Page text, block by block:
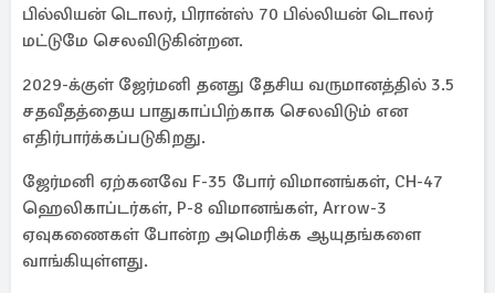
பில்லியன் டொலர், பிரான்ஸ் 70 பில்லியன் டொலர்
மட்டுமே செலவிடுகின்றன.
2029-க்குள் ஜேர்மனி தனது தேசிய வருமானத்தில் 3.5
சதவீதத்தைய பாதுகாப்பிற்காக செலவிடும் என
எதிர்பார்க்கப்படுகிறது.
ஜேர்மனி ஏற்கனவே F-35 போர் விமானங்கள், CH-47
ஹெலிகாப்டர்கள், P-8 விமானங்கள், Arrow-3
ஏவுகணைகள் போன்ற அமெரிக்க ஆயுதங்களை
வாங்கியுள்ளது.